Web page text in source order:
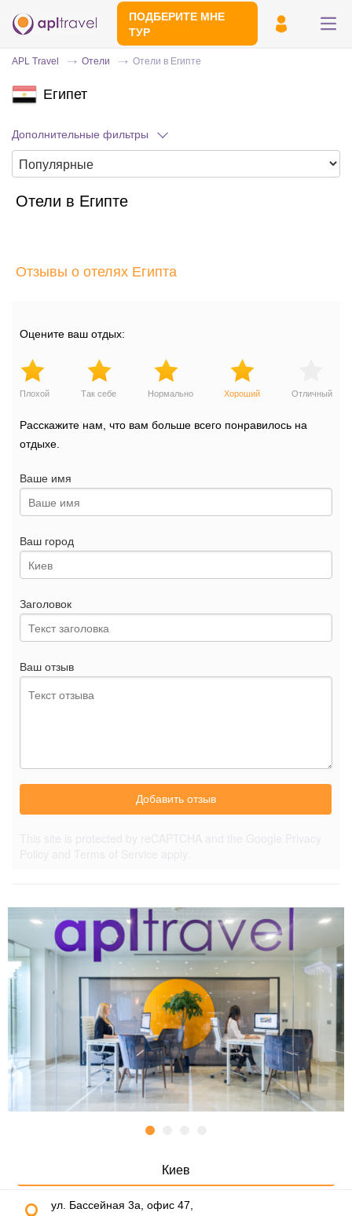
ПОДБЕРИТЕ МНЕ
ТУР
минут
APL Travel Отели Отели в Египте
Египет
Дополнительные фильтры
Отели в Египте
Отзывы о отелях Египта
Оцените ваш отдых:
Плохой Так себе Нормально Хороший Отличный
Расскажите нам, что вам больше всего понравилось на
отдыхе.
Ваше имя
Ваш город
Заголовок
Ваш отзыв
Добавить отзыв
Киев
ул. Бассейная 3а, офис 47,